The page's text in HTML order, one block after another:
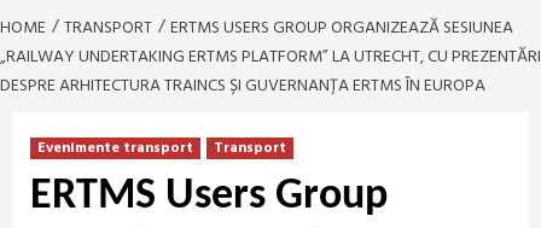
HOME TRANSPORT
ERTMS USERS GROUP ORGANIZEAZĂ SESIUNEA
„RAILWAY UNDERTAKING ERTMS PLATFORM” LA UTRECHT, CU PREZENTĂRI
DESPRE ARHITECTURA TRAINCS ȘI GUVERNANȚA ERTMS ÎN EUROPA
Evenimente transport Transport
ERTMS Users Group